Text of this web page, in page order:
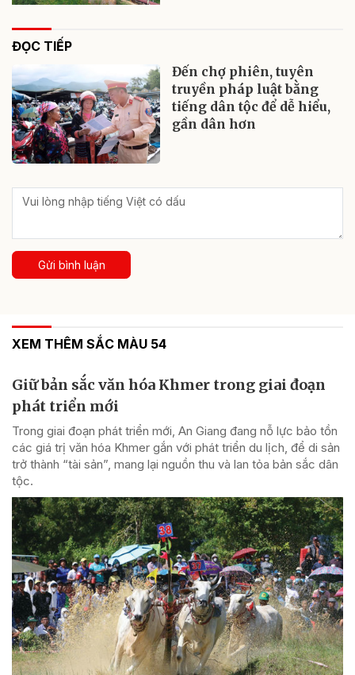
ĐỌC TIẾP
Đến chợ phiên, tuyên
truyền pháp luật bằng
tiếng dân tộc để dễ hiểu,
gần dân hơn
Gửi bình luận
XEM THÊM SẮC MÀU 54
Giữ bản sắc văn hóa Khmer trong giai đoạn
phát triển mới
Trong giai đoạn phát triển mới, An Giang đang nỗ lực bảo tồn
các giá trị văn hóa Khmer gắn với phát triển du lịch, để di sản
trở thành “tài sản”, mang lại nguồn thu và lan tỏa bản sắc dân
tộc.